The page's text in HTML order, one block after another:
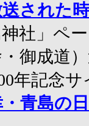
された
社」ペ
御成道
年記念
青島の